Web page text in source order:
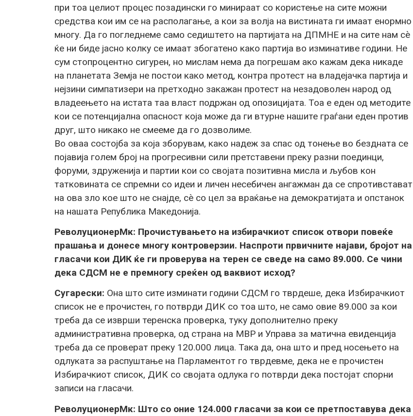
при тоа целиот процес позадински го минираат со користење на сите можни
средства кои им се на располагање, а кои за волја на вистината ги имаат енормно
многу. Да го погледнеме само седиштето на партијата на ДПМНЕ и на сите нам сѐ
ќе ни биде јасно колку се имаат збогатено како партија во изминативе години. Не
сум стопроцентно сигурен, но мислам нема да погрешам ако кажам дека никаде
на планетата Земја не постои како метод, контра протест на владејачка партија и
нејзини симпатизери на претходно закажан протест на незадоволен народ од
владеењето на истата таа власт подржан од опозицијата. Тоа е еден од методите
кои се потенцијална опасност која може да ги втурне нашите граѓани еден против
друг, што никако не смееме да го дозволиме.
Во оваа состојба за која зборувам, како надеж за спас од тонење во бездната се
појавија голем број на прогресивни сили претставени преку разни поединци,
форуми, здруженија и партии кои со својата позитивна мисла и љубов кон
татковината се спремни со идеи и личен несебичен ангажман да се спротивстават
на ова зло кое што не снајде, сѐ со цел за враќање на демократијата и опстанок
на нашата Република Македонија.
РеволуционерМк: Прочистувањето на избирачкиот список отвори повеќе
прашања и донесе многу контроверзии. Наспроти првичните најави, бројот на
гласачи кои ДИК ќе ги проверува на терен се сведе на само 89.000. Се чини
дека СДСМ не е премногу среќен од ваквиот исход?
Сугарески: Она што сите изминати години СДСМ го тврдеше, дека Избирачкиот
список не е прочистен, го потврди ДИК со тоа што, не само овие 89.000 за кои
треба да се изврши теренска проверка, туку дополнително преку
административна проверка, од страна на МВР и Управа за матична евиденција
треба да се проверат преку 120.000 лица. Така да, она што и пред носењето на
одлуката за распуштање на Парламентот го тврдевме, дека не е прочистен
Избирачкиот список, ДИК со својата одлука го потврди дека постојат спорни
записи на гласачи.
РеволуционерМк: Што со оние 124.000 гласачи за кои се претпоставува дека